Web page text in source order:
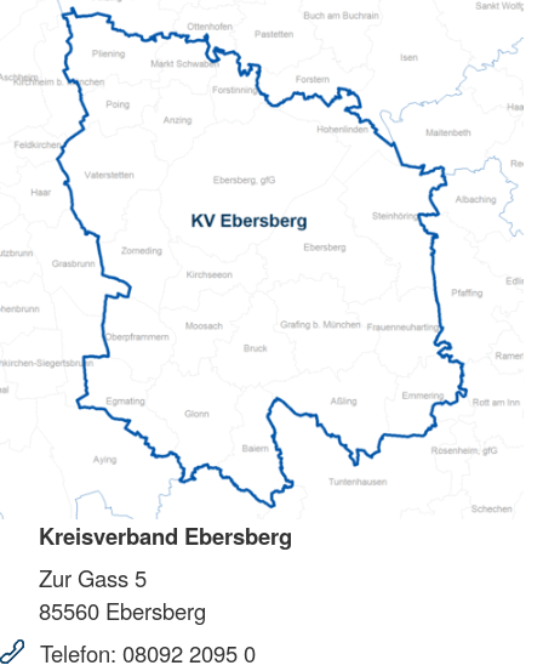
Kreisverband Ebersberg
Zur Gass 5
85560 Ebersberg
Telefon: 08092 2095 0